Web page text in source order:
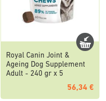
Royal Canin Joint &
Ageing Dog Supplement
Adult - 240 gr x 5
56,34 €